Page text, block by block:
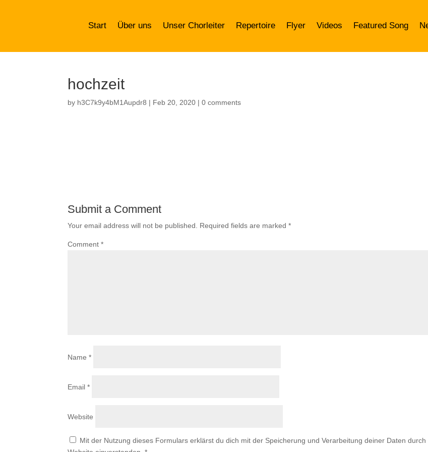
Start Über uns Unser Chorleiter Repertoire Flyer Videos Featured Song
hochzeit
by h3C7k9y4bM1Aupdr8 | Feb 20, 2020 |0 comments
Submit a Comment
Your email address will not be published. Required fields are marked*
Comment*
Name*
Email*
Website
Mit der Nutzung dieses Formulars erklärst du dich mit der Speicherung und Verarbeitung deiner Daten durch